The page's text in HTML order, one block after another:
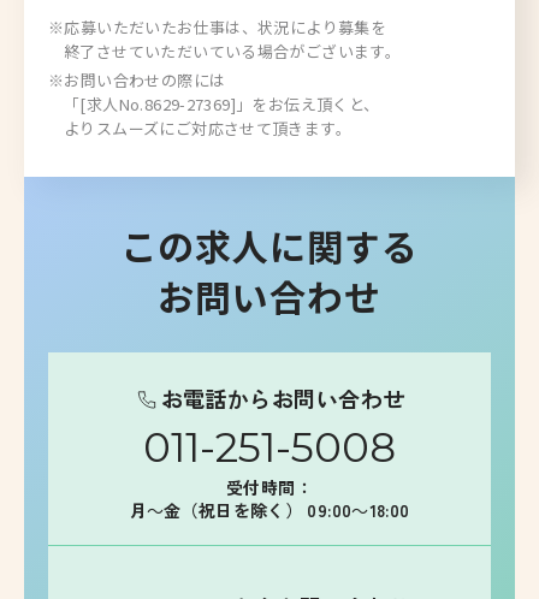
※応募いただいたお仕事は、状況により募集を
終了させていただいている場合がございます。
※お問い合わせの際には
「[求人No.8629-27369]」をお伝え頂くと、
よりスムーズにご対応させて頂きます。
この求人に関する
お問い合わせ
お電話からお問い合わせ
011-251-5008
受付時間：
月～金（祝日を除く） 09:00～18:00